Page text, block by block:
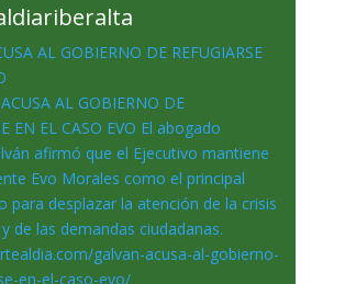
AL GOBIERNO DE REFUGIARSE